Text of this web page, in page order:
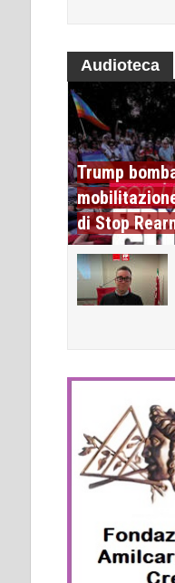
Audioteca
Trump
di Stop